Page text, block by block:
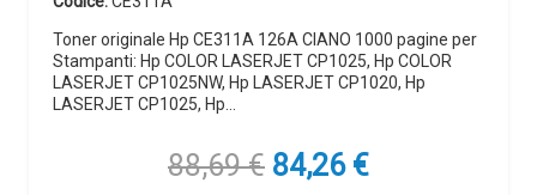
Toner originale Hp CE311A 126A CIANO 1000 pagine per
Stampanti: Hp COLOR LASERJET CP1025, Hp COLOR
LASERJET CP1025NW, Hp LASERJET CP1020, Hp
LASERJET CP1025, Hp…
88,69€ Il
84,26 €Il